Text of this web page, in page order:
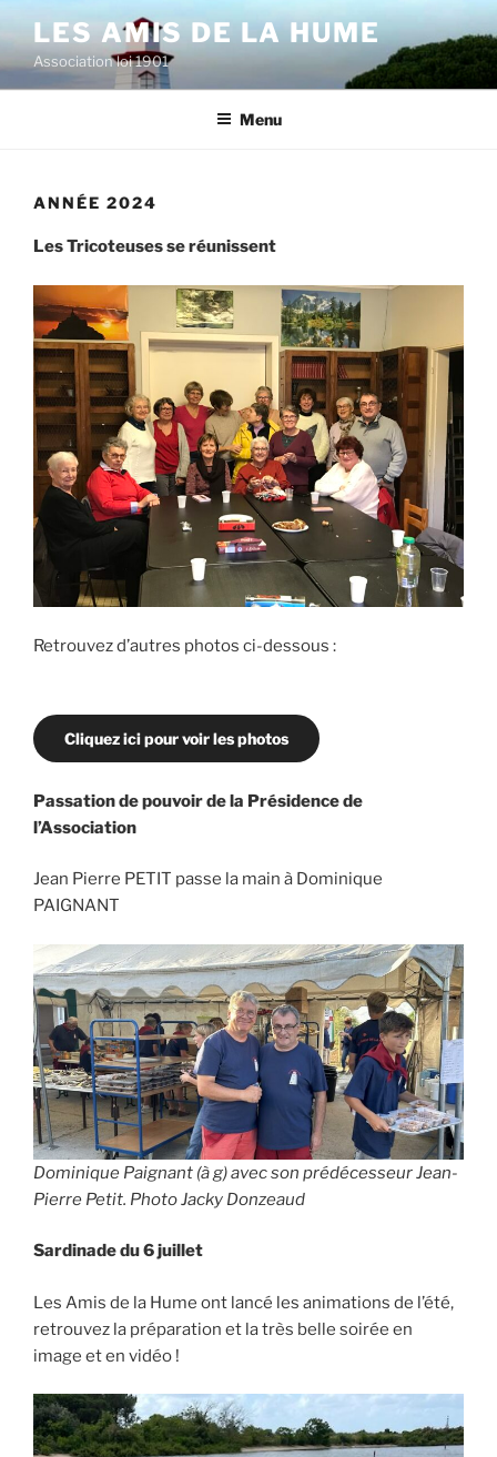
au
contenu
principal
LES AMIS DE LA HUME
Association loi 1901
Menu
ANNÉE 2024
Les Tricoteuses se réunissent
Retrouvez d’autres photos ci-dessous :
Cliquez ici pour voir les photos
Passation de pouvoir de la Présidence de
l’Association
Jean Pierre PETIT passe la main à Dominique
PAIGNANT
Dominique Paignant (à g) avec son prédécesseur Jean-
Pierre Petit. Photo Jacky Donzeaud
Sardinade du 6 juillet
Les Amis de la Hume ont lancé les animations de l’été,
retrouvez la préparation et la très belle soirée en
image et en vidéo !